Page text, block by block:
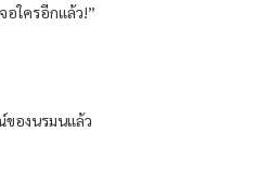
ใครอีกแล้ว!”
องนรมนแล้ว